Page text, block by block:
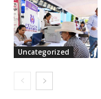
Uncategorized